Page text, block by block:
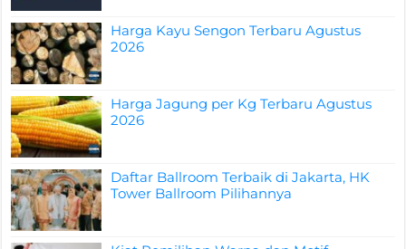
Harga Kayu Sengon Terbaru Agustus
2026
Harga Jagung per Kg Terbaru Agustus
2026
Daftar Ballroom Terbaik di Jakarta, HK
Tower Ballroom Pilihannya